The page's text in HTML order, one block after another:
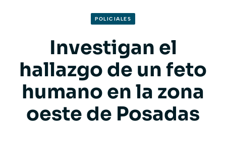
POLICIALES
Investigan el
hallazgo de un feto
humano en la zona
oeste de Posadas